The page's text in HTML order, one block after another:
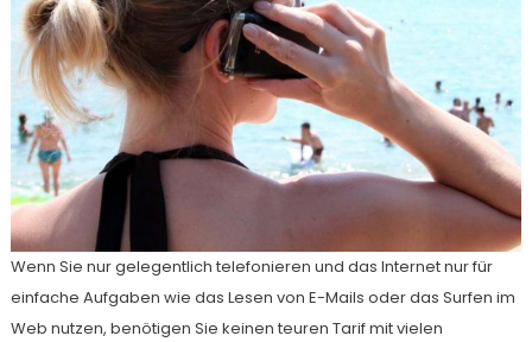
Wenn Sie nur gelegentlich telefonieren und das Internet nur für
einfache Aufgaben wie das Lesen von E-Mails oder das Surfen im
Web nutzen, benötigen Sie keinen teuren Tarif mit vielen